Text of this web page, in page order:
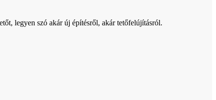
legyen szó akár új építésről, akár tetőfelújításról.